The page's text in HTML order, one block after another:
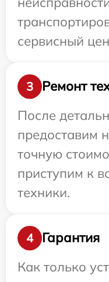
сервисный
3
Ремонт
После
предоставим
точную
приступим к
техники.
4
Гарантия
Как только